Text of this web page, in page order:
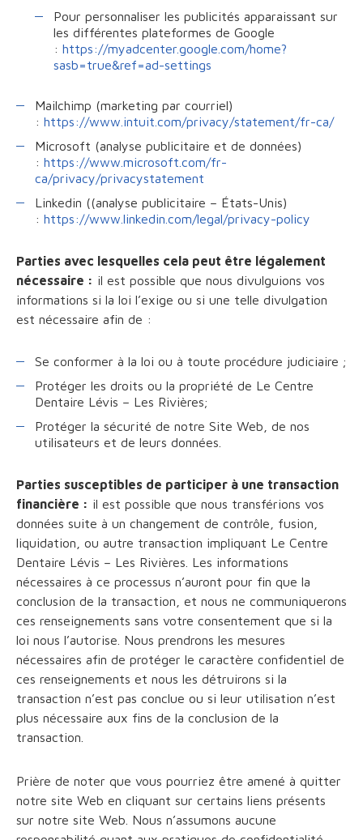
Pour personnaliser les publicités apparaissant sur
les différentes plateformes de Google
: https://myadcenter.google.com/home?
sasb=true&ref=ad-settings
Mailchimp (marketing par courriel)
: https://www.intuit.com/privacy/statement/fr-ca/
Microsoft (analyse publicitaire et de données)
: https://www.microsoft.com/fr-
ca/privacy/privacystatement
Linkedin ((analyse publicitaire – États-Unis)
: https://www.linkedin.com/legal/privacy-policy
Parties avec lesquelles cela peut être légalement
nécessaire : il est possible que nous divulguions vos
informations si la loi l’exige ou si une telle divulgation
est nécessaire afin de :
Se conformer à la loi ou à toute procédure judiciaire ;
Protéger les droits ou la propriété de Le Centre
Dentaire Lévis – Les Rivières;
Protéger la sécurité de notre Site Web, de nos
utilisateurs et de leurs données.
Parties susceptibles de participer à une transaction
financière : il est possible que nous transférions vos
données suite à un changement de contrôle, fusion,
liquidation, ou autre transaction impliquant Le Centre
Dentaire Lévis – Les Rivières. Les informations
nécessaires à ce processus n’auront pour fin que la
conclusion de la transaction, et nous ne communiquerons
ces renseignements sans votre consentement que si la
loi nous l’autorise. Nous prendrons les mesures
nécessaires afin de protéger le caractère confidentiel de
ces renseignements et nous les détruirons si la
transaction n’est pas conclue ou si leur utilisation n’est
plus nécessaire aux fins de la conclusion de la
transaction.
Prière de noter que vous pourriez être amené à quitter
notre site Web en cliquant sur certains liens présents
sur notre site Web. Nous n’assumons aucune